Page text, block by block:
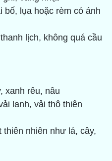
lụa hoặc rèm có ánh
lịch, không quá cầu
rêu, nâu
lanh, vải thô thiên
nhiên như lá, cây,